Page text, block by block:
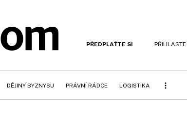
PŘEDPLAŤTE SI PŘIHLASTE
DĚJINY BYZNYSU PRÁVNÍ RÁDCE LOGISTIKA